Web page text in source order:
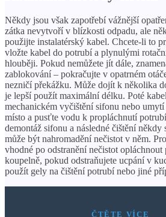
Někdy jsou však zapotřebí vážnější
zátka nevytvoří v blízkosti odpadu, ale
použijte instalatérský kabel. Chcete-li to
vložte kabel do potrubí a plynulými
hlouběji. Pokud nemůžete jít dále,
zablokování – pokračujte v opatrném
nezničí překážku. Může dojít k několika
je lepší použít maximální délku. Poté
mechanickém vyčištění sifonu nebo
místo a pusťte vodu k propláchnutí
demontáž sifonu a následné čištění
může být nahromadění nečistot v něm.
vhodné po odstranění nečistot
koupelně, pokud odstraňujete ucpání v
použít gely na čištění potrubí nebo jiné
ČTĚTE VÍCE